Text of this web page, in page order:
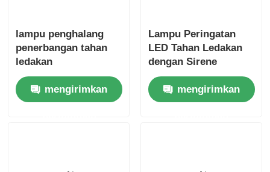
lampu penghalang
penerbangan tahan
ledakan
mengirimkan
Lampu Peringatan
LED Tahan Ledakan
dengan Sirene
mengirimkan